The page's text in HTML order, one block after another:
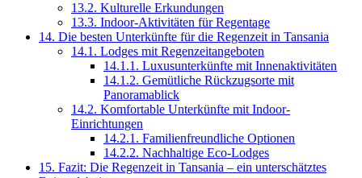
13.2. Kulturelle Erkundungen
13.3. Indoor-Aktivitäten für Regentage
14. Die besten Unterkünfte für die Regenzeit in Tansania
14.1. Lodges mit Regenzeitangeboten
14.1.1. Luxusunterkünfte mit Innenaktivitäten
14.1.2. Gemütliche Rückzugsorte mit
Panoramablick
14.2. Komfortable Unterkünfte mit Indoor-
Einrichtungen
14.2.1. Familienfreundliche Optionen
14.2.2. Nachhaltige Eco-Lodges
15. Fazit: Die Regenzeit in Tansania – ein unterschätztes